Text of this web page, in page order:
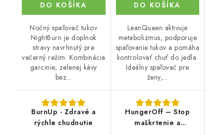
DO KOŠÍKA
Nočný spaľovač tukov
NightBurn je doplnok
stravy navrhnutý pre
večerný režim. Kombinácia
garcinie, zelenej kávy
bez...
DO KOŠÍKA
LeanQueen aktivuje
metabolizmus, podporuje
spaľovanie tukov a pomáha
kontrolovať chuť do jedla.
Ideálny spaľovač pre
ženy,...
BurnUp - Zdravé a
rýchle chudnutie
HungerOff – Stop
maškrtenie a